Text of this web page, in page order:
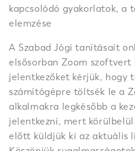
kapcsolódó gyakorlatok, a
elemzése
A Szabad Jógi tanításait
elsősorban Zoom szoftvert
jelentkezőket kérjük, hogy
számítógépre töltsék le a
alkalmakra legkésőbb a
jelentkezni, mert
előtt küldjük ki az aktuális